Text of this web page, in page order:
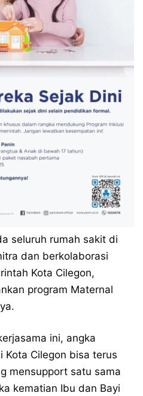
seluruh rumah sakit di
dan berkolaborasi
Kota Cilegon,
program Maternal
ini, angka
Cilegon bisa terus
mensupport satu sama
kematian Ibu dan Bayi